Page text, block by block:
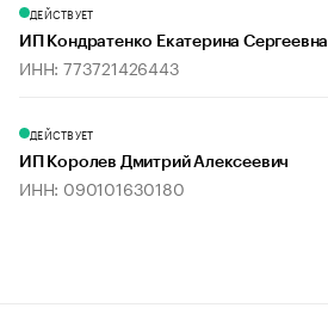
ДЕЙСТВУЕТ
ИП Кондратенко Екатерина Сергеевна
ИНН: 773721426443
ДЕЙСТВУЕТ
ИП Королев Дмитрий Алексеевич
ИНН: 090101630180